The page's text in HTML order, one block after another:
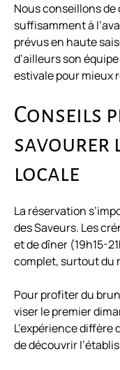
Nous conseillons
suffisamment à
prévus en haute
d’ailleurs son
estivale pour mieux
Conseils
savourer
locale
La réservation
des Saveurs. Les
et de dîner (19h15-
complet, surtout du
Pour profiter du
viser le premier
L’expérience
de découvrir